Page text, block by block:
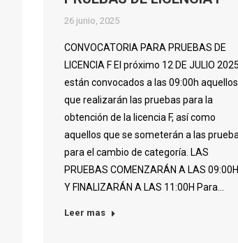
26 junio, 2025
CONVOCATORIA PARA PRUEBAS DE
LICENCIA F El próximo 12 DE JULIO
están convocados a las 09:00h aquellos
que realizarán las pruebas para la
obtención de la licencia F, así como
aquellos que se someterán a las
para el cambio de categoría. LAS
PRUEBAS COMENZARÁN A LAS 09:00H
Y FINALIZARÁN A LAS 11:00H Para…
Leer mas